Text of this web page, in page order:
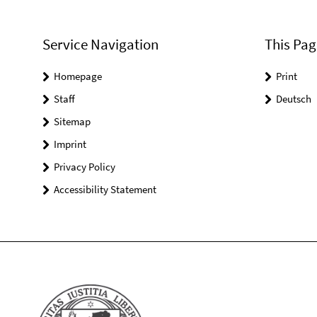
Service Navigation
Homepage
Staff
Sitemap
Imprint
Privacy Policy
Accessibility Statement
This
Print
Deutsch